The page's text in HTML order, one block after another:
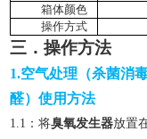
箱体颜色
操作方式
三．操作方法
1.空气处理（杀菌消
醛）使用方法
1 .1：将臭氧发生器放置